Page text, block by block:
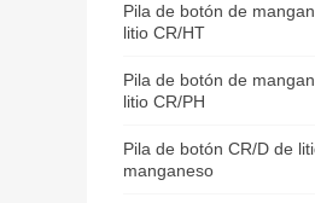
Pila de botón de
litio CR/HT
Pila de botón de
litio CR/PH
Pila de botón CR/D de
manganeso